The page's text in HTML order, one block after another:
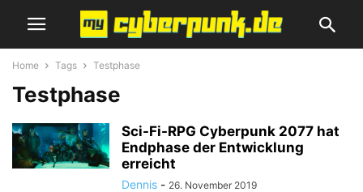
Home Tags Testphase
Testphase
Sci-Fi-RPG Cyberpunk 2077 hat
Endphase der Entwicklung
erreicht
Dennis - 26. November 2019